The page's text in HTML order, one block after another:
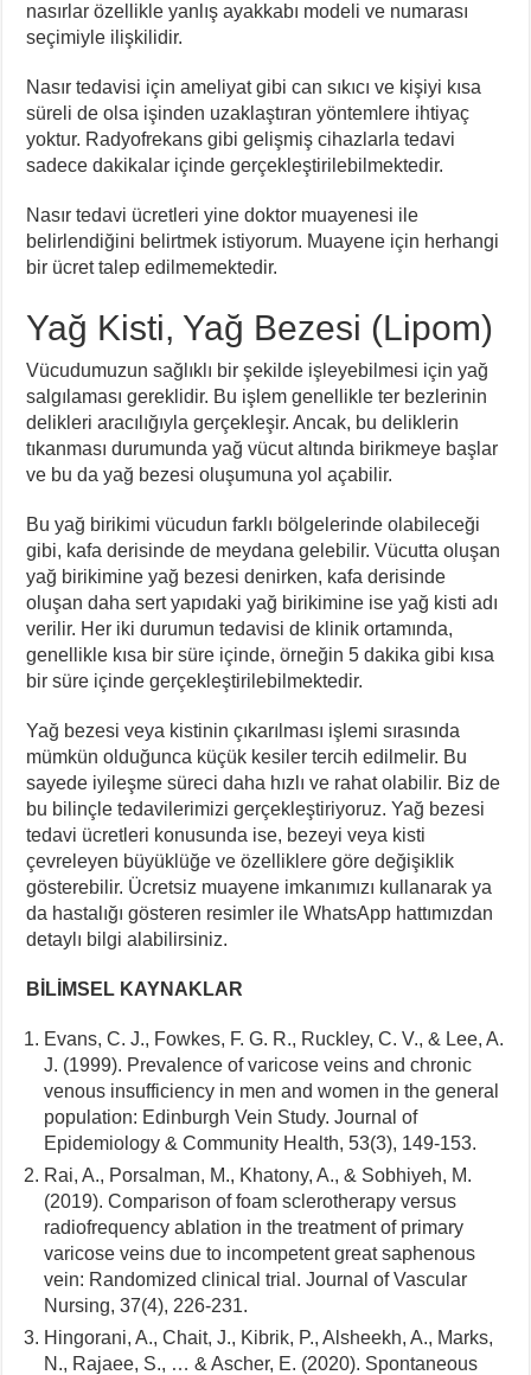
nasırlar özellikle yanlış ayakkabı modeli ve numarası
seçimiyle ilişkilidir.
Nasır tedavisi için ameliyat gibi can sıkıcı ve kişiyi kısa
süreli de olsa işinden uzaklaştıran yöntemlere ihtiyaç
yoktur. Radyofrekans gibi gelişmiş cihazlarla tedavi
sadece dakikalar içinde gerçekleştirilebilmektedir.
Nasır tedavi ücretleri yine doktor muayenesi ile
belirlendiğini belirtmek istiyorum. Muayene için herhangi
bir ücret talep edilmemektedir.
Yağ Kisti, Yağ Bezesi (Lipom)
Vücudumuzun sağlıklı bir şekilde işleyebilmesi için yağ
salgılaması gereklidir. Bu işlem genellikle ter bezlerinin
delikleri aracılığıyla gerçekleşir. Ancak, bu deliklerin
tıkanması durumunda yağ vücut altında birikmeye başlar
ve bu da yağ bezesi oluşumuna yol açabilir.
Bu yağ birikimi vücudun farklı bölgelerinde olabileceği
gibi, kafa derisinde de meydana gelebilir. Vücutta oluşan
yağ birikimine yağ bezesi denirken, kafa derisinde
oluşan daha sert yapıdaki yağ birikimine ise yağ kisti adı
verilir. Her iki durumun tedavisi de klinik ortamında,
genellikle kısa bir süre içinde, örneğin 5 dakika gibi kısa
bir süre içinde gerçekleştirilebilmektedir.
Yağ bezesi veya kistinin çıkarılması işlemi sırasında
mümkün olduğunca küçük kesiler tercih edilmelir. Bu
sayede iyileşme süreci daha hızlı ve rahat olabilir. Biz de
bu bilinçle tedavilerimizi gerçekleştiriyoruz. Yağ bezesi
tedavi ücretleri konusunda ise, bezeyi veya kisti
çevreleyen büyüklüğe ve özelliklere göre değişiklik
gösterebilir. Ücretsiz muayene imkanımızı kullanarak ya
da hastalığı gösteren resimler ile WhatsApp hattımızdan
detaylı bilgi alabilirsiniz.
BİLİMSEL KAYNAKLAR
Evans, C. J., Fowkes, F. G. R., Ruckley, C. V., & Lee, A.
J. (1999). Prevalence of varicose veins and chronic
venous insufficiency in men and women in the general
population: Edinburgh Vein Study. Journal of
Epidemiology & Community Health, 53(3), 149-153.
Rai, A., Porsalman, M., Khatony, A., & Sobhiyeh, M.
(2019). Comparison of foam sclerotherapy versus
radiofrequency ablation in the treatment of primary
varicose veins due to incompetent great saphenous
vein: Randomized clinical trial. Journal of Vascular
Nursing, 37(4), 226-231.
Hingorani, A., Chait, J., Kibrik, P., Alsheekh, A., Marks,
N., Rajaee, S., … & Ascher, E. (2020). Spontaneous